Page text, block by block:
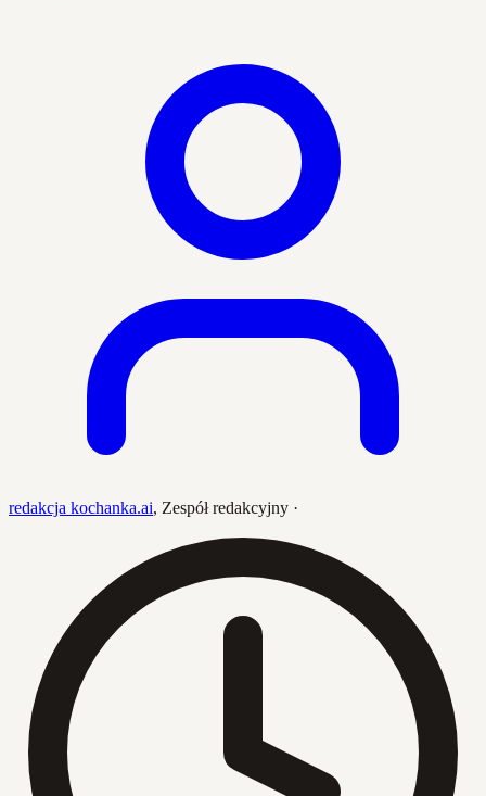
redakcja kochanka.ai, Zespół redakcyjny ·